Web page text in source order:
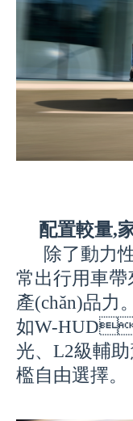
配置較量,
除了動力性
常出行用車
產(chǎn)品力
如W-HUD
光、L2級輔助
檻自由選擇。